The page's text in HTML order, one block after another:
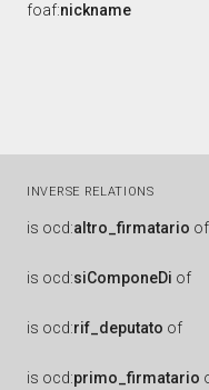
foaf:nickname
INVERSE RELATIONS
is ocd:altro_firmatario of
is ocd:siComponeDi of
is ocd:rif_deputato of
is ocd:primo_firmatario